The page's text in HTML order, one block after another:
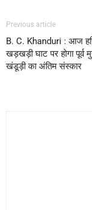
Previous article
B. C. Khanduri : आज
खड़खड़ी घाट पर होगा पूर्व
खंडूड़ी का अंतिम संस्कार